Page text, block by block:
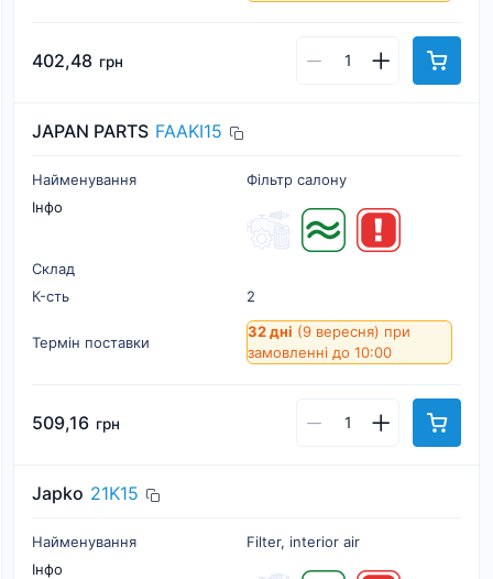
402,48 грн
JAPAN PARTS FAAKI15
Найменування
Фільтр салону
Інфо
Склад
К-cть
2
Термін поставки
32 дні (9 вересня) при
замовленні до 10:00
509,16 грн
Japko 21K15
Найменування
Filter, interior air
Інфо